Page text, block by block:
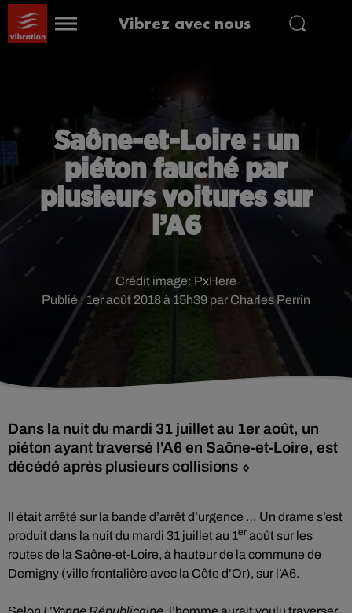
Vibrez avec nous
Saône-et-Loire : un
piéton fauché par
plusieurs voitures sur
l’A6
Publié : 1er août 2018 à 15h39 par Charles Perrin
Crédit image: PxHere
Dans la nuit du mardi 31 juillet au 1er août, un
piéton ayant traversé l'A6 en Saône-et-Loire, est
décédé après plusieurs collisions ⬦
Il était arrêté sur la bande d’arrêt d’urgence … Un drame s’est
produit dans la nuit du mardi 31 juillet au 1er août sur les
routes de la Saône-et-Loire, à hauteur de la commune de
Demigny (ville frontalière avec la Côte d’Or), sur l’A6.